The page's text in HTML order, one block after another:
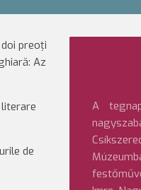
doi preoți
Az
literare
de
A